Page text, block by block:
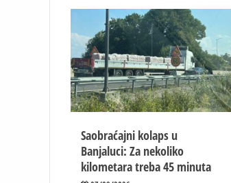
Saobraćajni kolaps u
Banjaluci: Za nekoliko
kilometara treba 45 minuta